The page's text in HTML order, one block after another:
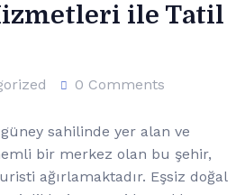
ile Tatil
0 Comments
sahilinde yer alan ve
bir merkez olan bu şehir,
ağırlamaktadır. Eşsiz doğal